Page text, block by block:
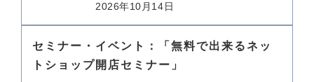
2026年10月14日
セミナー・イベント：「無料で出来るネッ
トショップ開店セミナー」